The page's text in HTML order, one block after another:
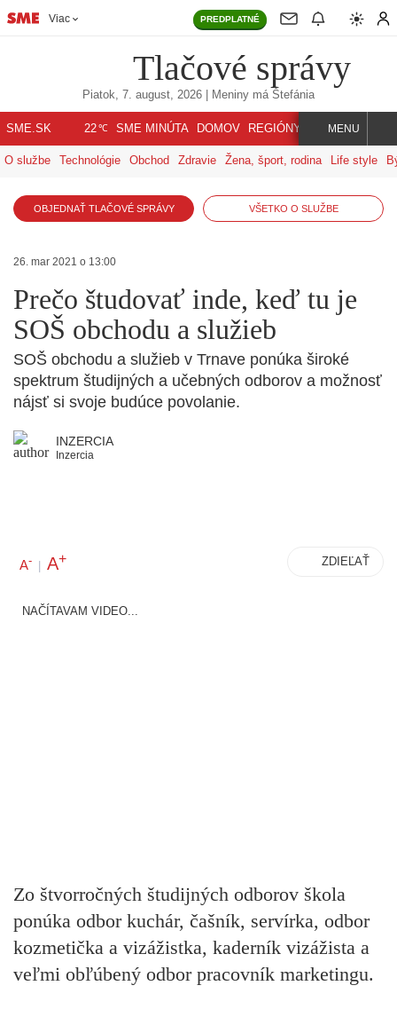
Viac PREDPLATNÉ
Tlačové správy
Piatok, 7. august, 2026 | Meniny má Štefánia
SME.SK 22℃ SME MINÚTA DOMOV REGIÓNY INDEX SVET
MENU
O službe Technológie Obchod Zdravie Žena, šport, rodina Life style
OBJEDNAŤ TLAČOVÉ SPRÁVY VŠETKO O SLUŽBE
26. mar 2021 o 13:00
Prečo študovať inde, keď tu je
SOŠ obchodu a služieb
SOŠ obchodu a služieb v Trnave ponúka široké
spektrum študijných a učebných odborov a možnosť
nájsť si svoje budúce povolanie.
INZERCIA
Inzercia
A- | A+ ZDIEĽAŤ
NAČÍTAVAM VIDEO...
Zo štvorročných študijných odborov škola
ponúka odbor kuchár, čašník, servírka, odbor
kozmetička a vizážistka, kaderník vizážista a
veľmi obľúbený odbor pracovník marketingu.